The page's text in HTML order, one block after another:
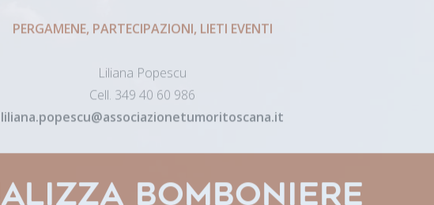
Liliana Popescu
Cell. 349 40 60 986
liliana.popescu@associazionetumoritoscana.it